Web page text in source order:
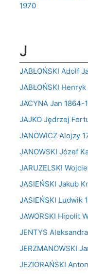
1970
J
JABŁOŃSKI Adolf
JABŁOŃSKI
JACYNA Jan 1864-
JAJKO Jędrzej
JANOWICZ Alojzy
JANOWSKI Józef
JARUZELSKI
JASIEŃSKI Jakub
JASIEŃSKI Ludwik
JAWORSKI Hipolit
JENTYS
JERZMANOWSKI
JEZIORAŃSKI